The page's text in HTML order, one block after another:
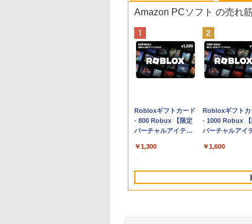
Apple 2026
MacBook Neo A18
Proチップ搭載13イ
AIとApple
設計、Liquid Retina
ユニファイドメモ
￥119,800
tomtoc 360°保護
15.6 16インチ
ンケース Dell
dynabook
￥2,952
Amazon PCソフト の売れ
Robloxギフトカード
- 800 Robux 【限定
バーチャルアイテム
ンゲームコード】 ロ
インコード版
￥1,300
Robloxギフトカ
- 1000 Robux
バーチャルアイ
ンゲームコード
ンコード版
￥1,600